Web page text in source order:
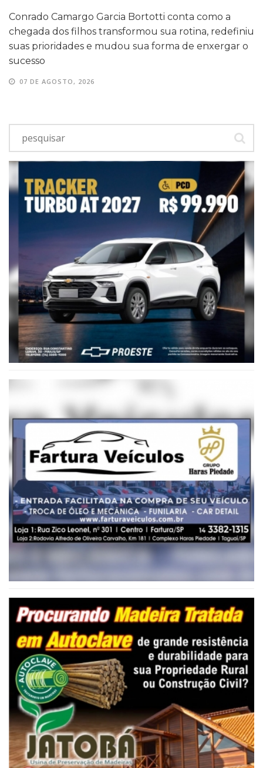
Conrado Camargo Garcia Bortotti conta como a
chegada dos filhos transformou sua rotina, redefiniu
suas prioridades e mudou sua forma de enxergar o
sucesso
07 DE AGOSTO, 2026